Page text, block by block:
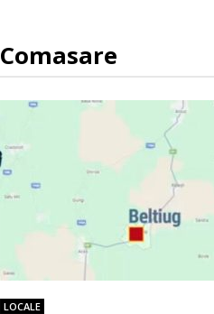
Comasare
LOCALE